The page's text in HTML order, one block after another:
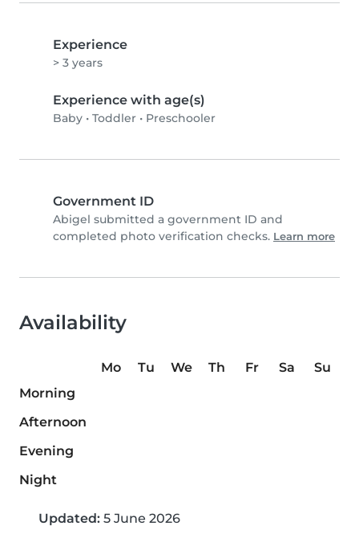
Experience
> 3 years
Experience with age(s)
Baby • Toddler • Preschooler
Government ID
Abigel submitted a government ID and
completed photo verification checks. Learn more
Availability
Mo Tu We Th Fr Sa
Su
Morning
Afternoon
Evening
Night
Updated: 5 June 2026